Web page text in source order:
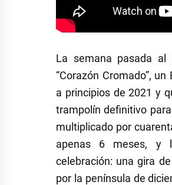
La semana pasada al
“Corazón Cromado”,
a principios de 2021 y
trampolín definitivo
multiplicado por
apenas 6 meses, y
celebración: una gira
por la península de